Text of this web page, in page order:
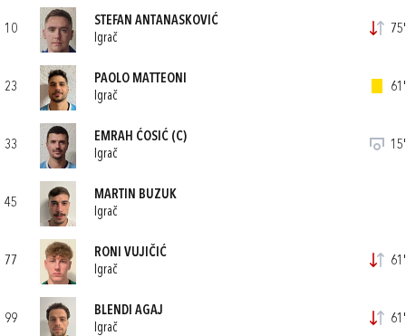
10
STEFAN ANTANASKOVIĆ
Igrač
75'
23
PAOLO MATTEONI
Igrač
61'
33
EMRAH ĆOSIĆ (C)
Igrač
15'
45
MARTIN BUZUK
Igrač
77
RONI VUJIČIĆ
Igrač
61'
99
BLENDI AGAJ
Igrač
61'